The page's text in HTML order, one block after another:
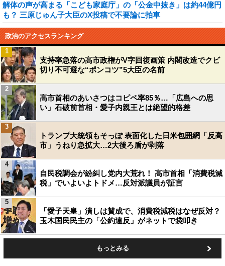
解体の声が高まる「こども家庭庁」の「公金中抜き」は約44億円
も？ 三原じゅん子大臣のX投稿で不要論に拍車
政治のアクセスランキング
支持率急落の高市政権がV字回復画策 内閣改造でクビ
切り不可避な“ポンコツ”5大臣の名前
1
高市首相のあいさつはコピペ率85％…「広島への思
い」石破前首相・愛子内親王とは絶望的格差
2
トランプ大統領もそっぽ 表面化した日米包囲網「反高
市」うねり急拡大…2大後ろ盾が剥落
3
自民税調会が紛糾し党内大荒れ！ 高市首相「消費税減
税」でいよいよトドメ…反対派議員が証言
4
「愛子天皇」潰しは賛成で、消費税減税はなぜ反対？
玉木国民民主の「公約違反」がネットで袋叩き
5
もっとみる